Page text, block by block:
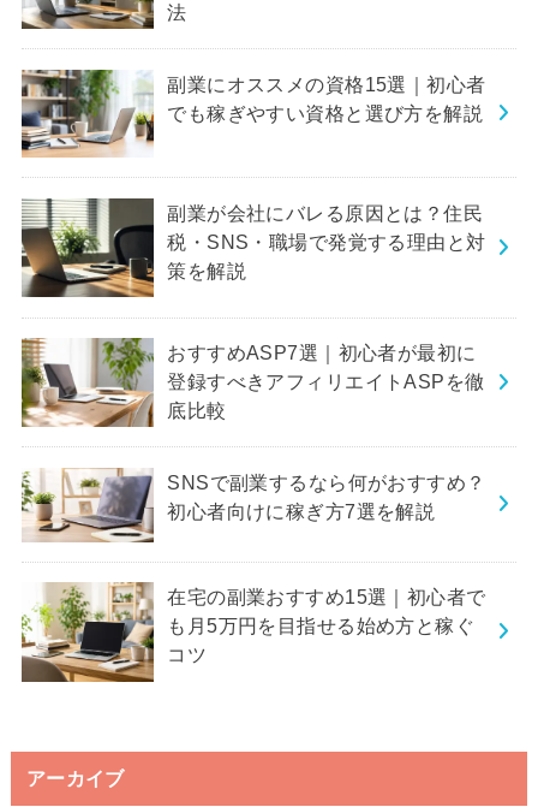
法
副業にオススメの資格15選｜初心者
でも稼ぎやすい資格と選び方を解説
副業が会社にバレる原因とは？住民
税・SNS・職場で発覚する理由と対
策を解説
おすすめASP7選｜初心者が最初に
登録すべきアフィリエイトASPを徹
底比較
SNSで副業するなら何がおすすめ？
初心者向けに稼ぎ方7選を解説
在宅の副業おすすめ15選｜初心者で
も月5万円を目指せる始め方と稼ぐ
コツ
アーカイブ